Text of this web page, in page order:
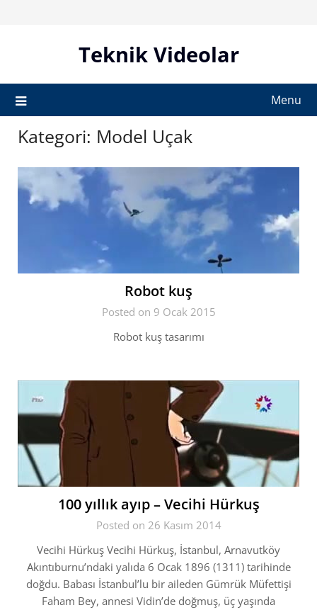
Teknik Videolar
Menu
Kategori: Model Uçak
Robot kuş
Posted on 9 Ocak 2015
Robot kuş tasarımı
100 yıllık ayıp – Vecihi Hürkuş
Posted on 26 Kasım 2014
Vecihi Hürkuş Vecihi Hürkuş, İstanbul, Arnavutköy
Akıntıburnu’ndaki yalıda 6 Ocak 1896 (1311) tarihinde
doğdu. Babası İstanbul’lu bir aileden Gümrük Müfettişi
Faham Bey, annesi Vidin’de doğmuş, üç yaşında